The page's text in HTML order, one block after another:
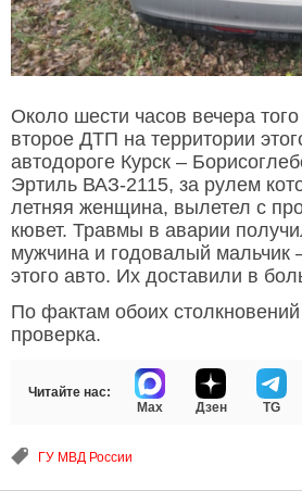
Около шести часов вечера
второе ДТП на территории
автодороге Курск –
Эртиль ВАЗ-2115, за рулем
летняя женщина, вылетел с
кювет. Травмы в аварии
мужчина и годовалый мальчик
этого авто. Их доставили в
По фактам обоих
проверка.
Читайте нас:
Max
Дзен TG
ГУ МВД России